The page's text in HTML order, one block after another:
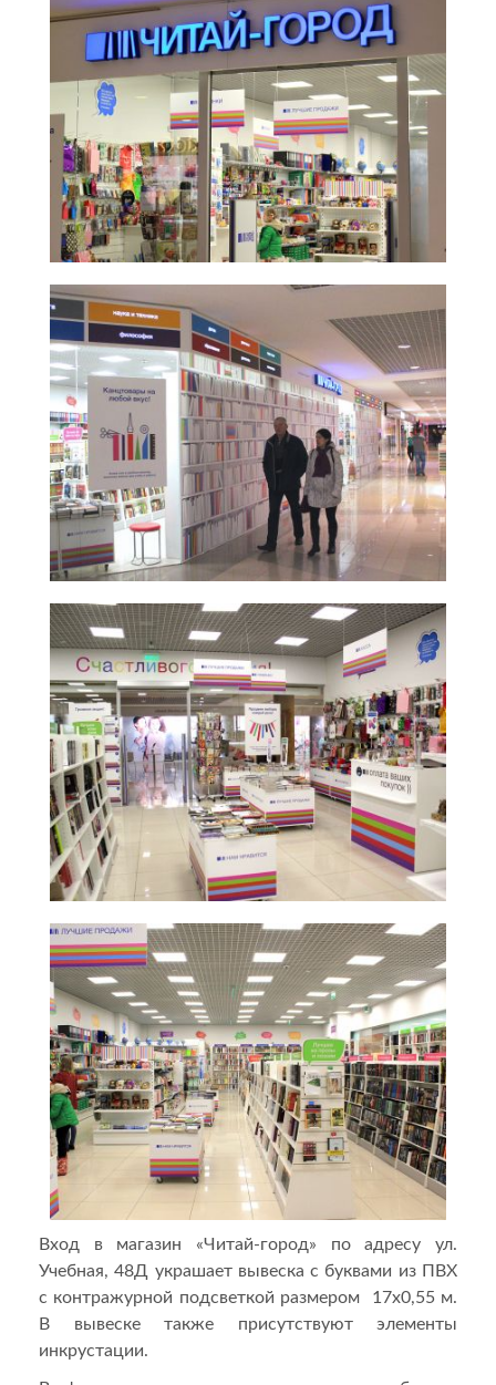
Вход в магазин «Читай-город» по адресу ул.
Учебная, 48Д украшает вывеска с буквами из ПВХ
с контражурной подсветкой размером 17х0,55 м.
В вывеске также присутствуют элементы
инкрустации.